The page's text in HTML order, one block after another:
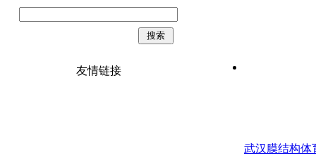
友情链接
武汉膜结构